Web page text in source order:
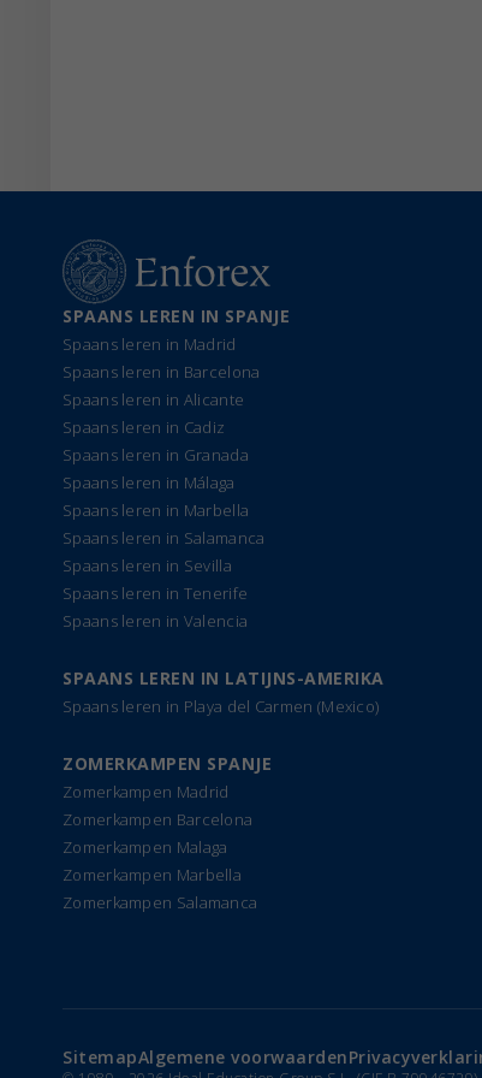
SPAANS LEREN IN SPANJE
Spaans leren in Madrid
Spaans leren in Barcelona
Spaans leren in Alicante
Spaans leren in Cadiz
Spaans leren in Granada
Spaans leren in Málaga
Spaans leren in Marbella
Spaans leren in Salamanca
Spaans leren in Sevilla
Spaans leren in Tenerife
Spaans leren in Valencia
SPAANS LEREN IN LATIJNS-AMERIKA
Spaans leren in Playa del Carmen (Mexico)
ZOMERKAMPEN SPANJE
Zomerkampen Madrid
Zomerkampen Barcelona
Zomerkampen Malaga
Zomerkampen Marbella
Zomerkampen Salamanca
SitemapAlgemene voorwaarden